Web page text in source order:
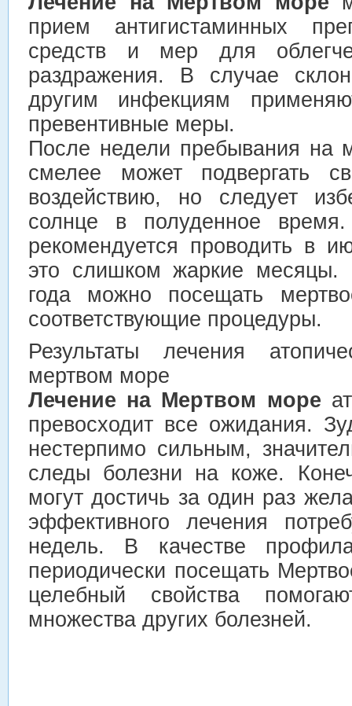
прием антигистаминных
средств и мер для
раздражения. В случае
другим инфекциям
превентивные меры.
После недели пребывания на
смелее может подвергать
воздействию, но следует
солнце в полуденное
рекомендуется проводить в
это слишком жаркие месяцы.
года можно посещать
соответствующие процедуры.
Результаты лечения
мертвом море
Лечение на Мертвом море
превосходит все ожидания.
нестерпимо сильным,
следы болезни на коже.
могут достичь за один раз
эффективного лечения
недель. В качестве
периодически посещать
целебный свойства
множества других болезней.